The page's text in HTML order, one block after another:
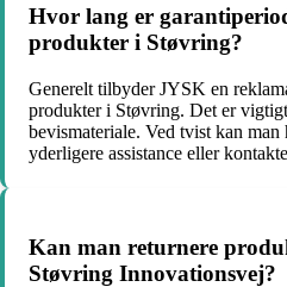
Hvor lang er
produkter i Støvring?
Generelt tilbyder JYSK en
produkter i Støvring. Det er
bevismateriale. Ved tvist kan
yderligere assistance eller
Kan man returnere
Støvring Innovationsvej?